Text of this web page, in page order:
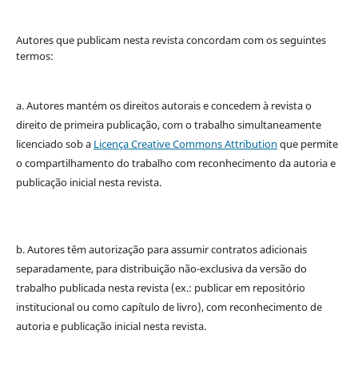
Autores que publicam nesta revista concordam com os seguintes
termos:
a. Autores mantém os direitos autorais e concedem à revista o
direito de primeira publicação, com o trabalho simultaneamente
licenciado sob a Licença Creative Commons Attribution que permite
o compartilhamento do trabalho com reconhecimento da autoria e
publicação inicial nesta revista.
b. Autores têm autorização para assumir contratos adicionais
separadamente, para distribuição não-exclusiva da versão do
trabalho publicada nesta revista (ex.: publicar em repositório
institucional ou como capítulo de livro), com reconhecimento de
autoria e publicação inicial nesta revista.